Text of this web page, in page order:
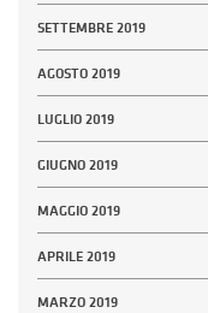
SETTEMBRE 2019
AGOSTO 2019
LUGLIO 2019
GIUGNO 2019
MAGGIO 2019
APRILE 2019
MARZO 2019